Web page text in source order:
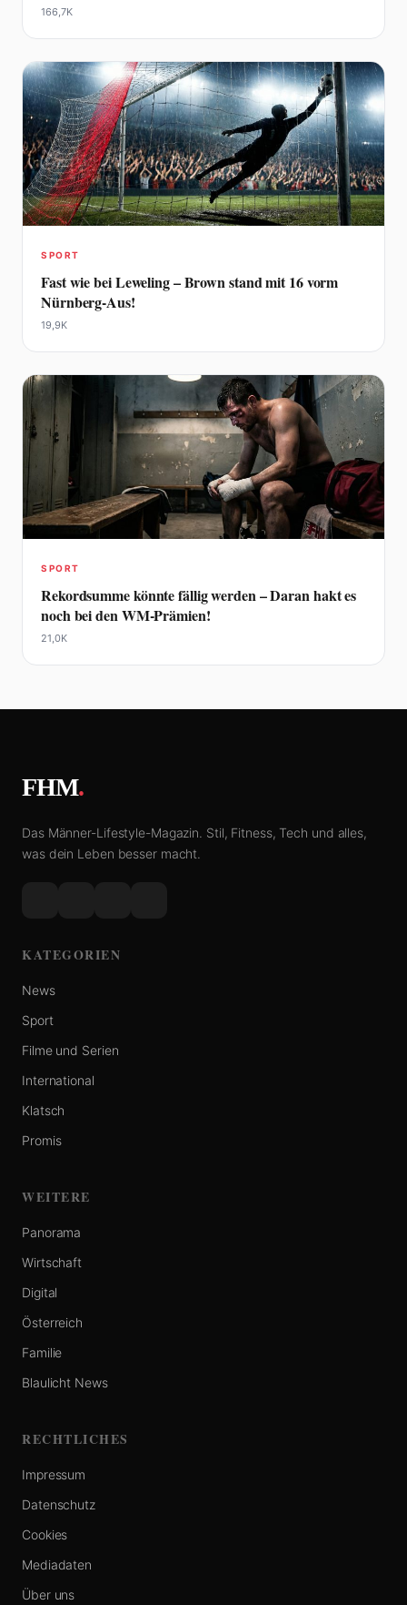
166,7K
SPORT
Fast wie bei Leweling – Brown stand mit 16 vorm
Nürnberg-Aus!
19,9K
SPORT
Rekordsumme könnte fällig werden – Daran hakt es
noch bei den WM-Prämien!
21,0K
FHM.
Das Männer-Lifestyle-Magazin. Stil, Fitness, Tech und alles,
was dein Leben besser macht.
KATEGORIEN
News
Sport
Filme und Serien
International
Klatsch
Promis
WEITERE
Panorama
Wirtschaft
Digital
Österreich
Familie
Blaulicht News
RECHTLICHES
Impressum
Datenschutz
Cookies
Mediadaten
Über uns